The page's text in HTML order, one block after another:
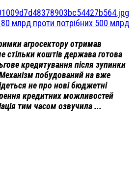
80 млрд проти потрібних 500 млрд
агросектору отримав
стільки коштів держава готова
кредитування після зупинки
побудований на вже
не про нові бюджетні
кредитних можливостей
тим часом озвучила ...